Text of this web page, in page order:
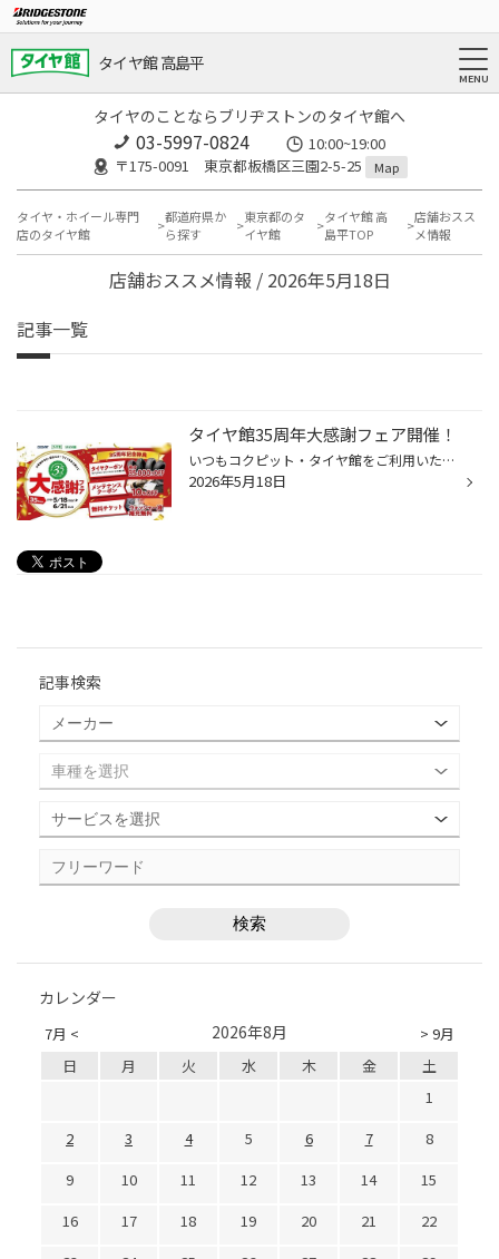
タイヤ館 高島平
タイヤのことならブリヂストンのタイヤ館へ
03-5997-0824
10:00~19:00
〒175-0091 東京都板橋区三園2-5-25
Map
タイヤ・ホイール専門
店のタイヤ館
都道府県か
ら探す
東京都のタ
イヤ館
タイヤ館 高
島平TOP
店舗おスス
メ情報
店舗おススメ情報 / 2026年5月18日
記事一覧
タイヤ館35周年大感謝フェア開催！
いつもコクピット・タイヤ館をご利用いただき、誠にありがとうございます！ 多くのお客様に支えられて、タイヤ館は35周年を迎えました。 感謝の気持ちをお届けするため、5/18(月)から6/21(日)までの35日間、 タイヤ館35周年大感謝フェアを開催いたします！！ 既にコクピット・タイヤ館アプリをダウ...
2026年5月18日
記事検索
カレンダー
7月 < > 9月
2026年8月
日 月 火 水 木 金
土
1
2
3 4 5 6 7
8
9
10 11 12 13 14
15
16
17 18 19 20 21
22